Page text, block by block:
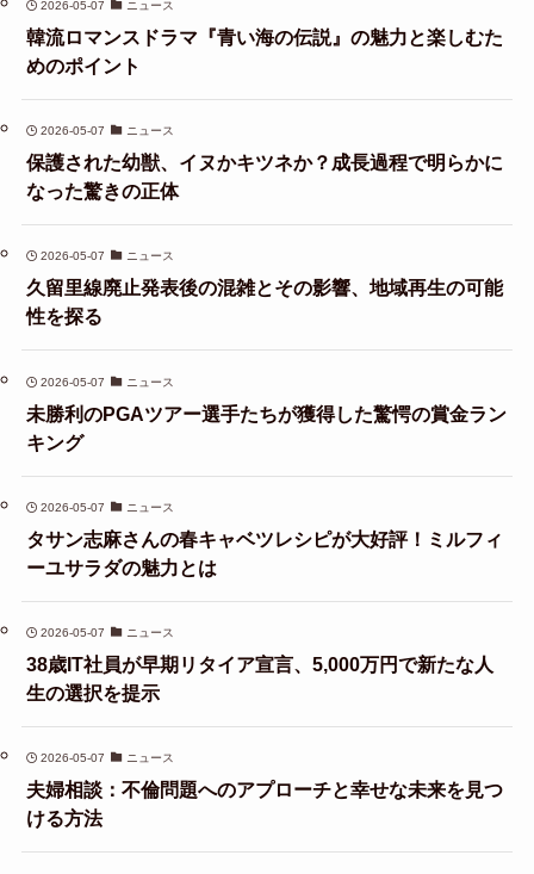
2026-05-07 ニュース
韓流ロマンスドラマ『青い海の伝説』の魅力と楽しむた
めのポイント
2026-05-07 ニュース
保護された幼獣、イヌかキツネか？成長過程で明らかに
なった驚きの正体
2026-05-07 ニュース
久留里線廃止発表後の混雑とその影響、地域再生の可能
性を探る
2026-05-07 ニュース
未勝利のPGAツアー選手たちが獲得した驚愕の賞金ラン
キング
2026-05-07 ニュース
タサン志麻さんの春キャベツレシピが大好評！ミルフィ
ーユサラダの魅力とは
2026-05-07 ニュース
38歳IT社員が早期リタイア宣言、5,000万円で新たな人
生の選択を提示
2026-05-07 ニュース
夫婦相談：不倫問題へのアプローチと幸せな未来を見つ
ける方法